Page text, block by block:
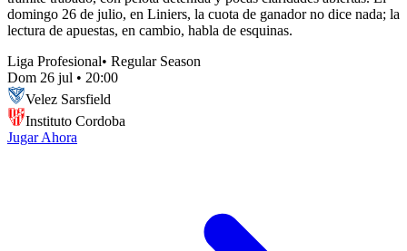
domingo 26 de julio, en Liniers, la cuota de ganador no dice nada; la
lectura de apuestas, en cambio, habla de esquinas.
Liga Profesional• Regular Season
Dom 26 jul • 20:00
Velez Sarsfield
Instituto Cordoba
Jugar Ahora